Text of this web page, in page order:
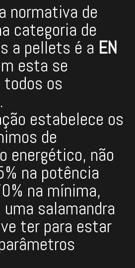
normativa de
categoria de
a pellets é a EN
esta se
os
estabelece os
de
energético, não
na potência
na mínima,
salamandra
ter para estar